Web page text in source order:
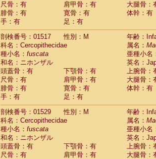
尺骨：有
肩甲骨：有
大腿骨：
腓骨：有
寛骨：有
体幹：有
手：有
足：有
剖検番号：01517
性別：M
年齢：
科名：Cercopithecidae
属名：
種小名： fuscata
亜種小名
和名：ニホンザル
英名：
頭蓋骨：有
下顎骨：有
上腕骨：
尺骨：有
肩甲骨：有
大腿骨：
腓骨：有
寛骨：有
体幹：有
手：有
足：有
剖検番号：01529
性別：M
年齢：
科名：Cercopithecidae
属名：
種小名： fuscata
亜種小名
和名：ニホンザル
英名：
頭蓋骨：有
下顎骨：有
上腕骨：
尺骨：有
肩甲骨：有
大腿骨：